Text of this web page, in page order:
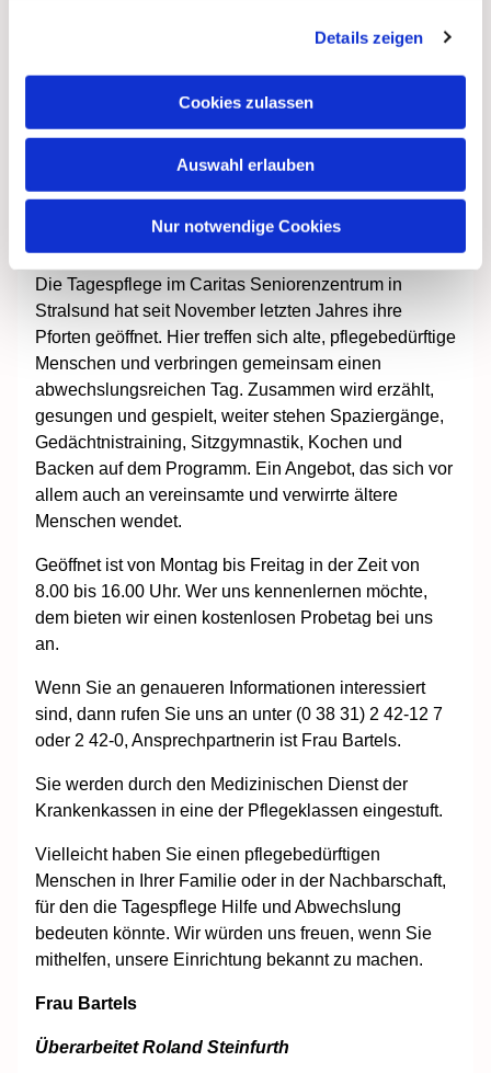
Details zeigen
Cookies zulassen
Auswahl erlauben
Nur notwendige Cookies
Im Januar 2018 beendete ich meine
wohlverdienten Ruhestand.
Tagespflege im Caritas-Seniorenzentrum
Die Tagespflege im Caritas Seniorenzentrum in
Stralsund hat seit November letzten Jahres ihre
Pforten geöffnet. Hier treffen sich alte, pflegebedürftige
Menschen und verbringen gemeinsam einen
abwechslungsreichen Tag. Zusammen wird erzählt,
gesungen und gespielt, weiter stehen Spaziergänge,
Gedächtnistraining, Sitzgymnastik, Kochen und
Backen auf dem Programm. Ein Angebot, das sich vor
allem auch an vereinsamte und verwirrte ältere
Menschen wendet.
Geöffnet ist von Montag bis Freitag in der Zeit von
8.00 bis 16.00 Uhr. Wer uns kennenlernen möchte,
dem bieten wir einen kostenlosen Probetag bei uns
an.
Wenn Sie an genaueren Informationen interessiert
sind, dann rufen Sie uns an unter (0 38 31) 2 42-12 7
oder 2 42-0, Ansprechpartnerin ist Frau Bartels.
Sie werden durch den Medizinischen Dienst der
Krankenkassen in eine der Pflegeklassen eingestuft.
Vielleicht haben Sie einen pflegebedürftigen
Menschen in Ihrer Familie oder in der Nachbarschaft,
für den die Tagespflege Hilfe und Abwechslung
bedeuten könnte. Wir würden uns freuen, wenn Sie
mithelfen, unsere Einrichtung bekannt zu machen.
Frau Bartels
Überarbeitet Roland Steinfurth